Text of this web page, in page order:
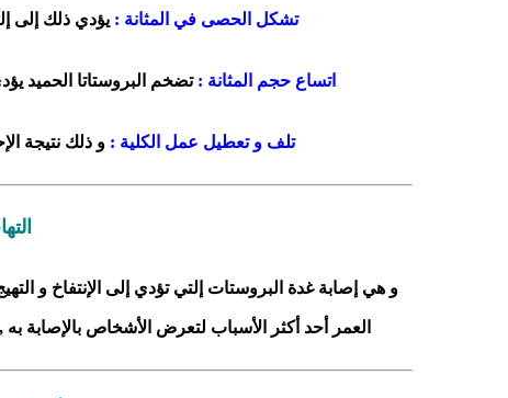
تشكل الحصى في المثانة : يؤدي ذلك إلى
اتساع حجم المثانة : تضخم البروستاتا الحميد
تلف و تعطيل عمل الكلية : و ذلك نتيجة
و هي إصابة غدة البروستات إلتي تؤدي إلى الإنتفاخ و
العمر أحد أكثر الأسباب لتعرض الأشخاص بالإصابة